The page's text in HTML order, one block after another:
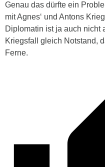
Genau das dürfte ein
mit Agnes‘ und Antons
Diplomatin ist ja auch nicht
Kriegsfall gleich Notstand,
Ferne.